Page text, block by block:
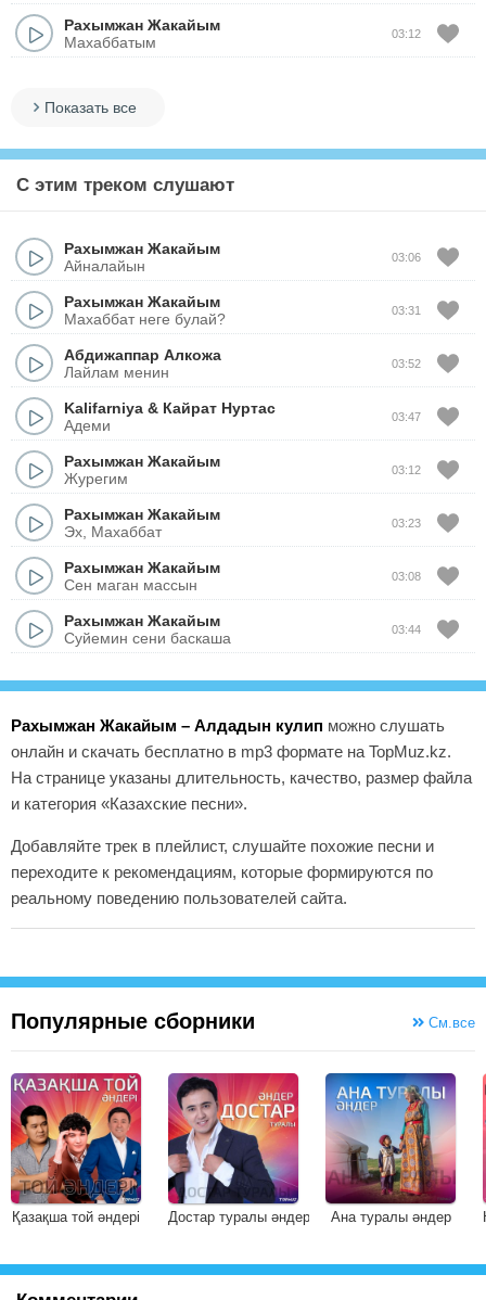
Рахымжан Жакайым
Махаббатым
03:12
Показать все
С этим треком слушают
Рахымжан Жакайым
Айналайын
03:06
Рахымжан Жакайым
Махаббат неге булай?
03:31
Абдижаппар Алкожа
Лайлам менин
03:52
Kalifarniya & Кайрат Нуртас
Адеми
03:47
Рахымжан Жакайым
Журегим
03:12
Рахымжан Жакайым
Эх, Махаббат
03:23
Рахымжан Жакайым
Сен маган массын
03:08
Рахымжан Жакайым
Суйемин сени баскаша
03:44
Рахымжан Жакайым – Алдадын кулип можно слушать
онлайн и скачать бесплатно в mp3 формате на TopMuz.kz.
На странице указаны длительность, качество, размер файла
и категория «Казахские песни».
Добавляйте трек в плейлист, слушайте похожие песни и
переходите к рекомендациям, которые формируются по
реальному поведению пользователей сайта.
Популярные сборники См.все
Қазақша той әндері Достар туралы әндер Ана туралы әндер